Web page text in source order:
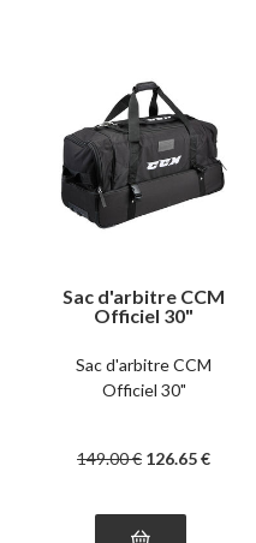
Sac d'arbitre CCM
Officiel 30"
Sac d'arbitre CCM
Officiel 30"
149.00€ 126.65€